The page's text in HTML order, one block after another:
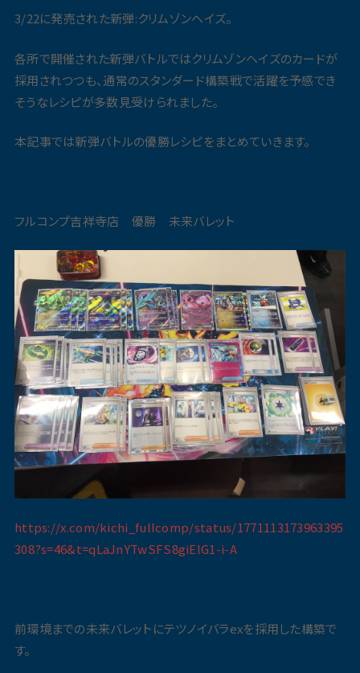
3/22に発売された新弾:クリムゾンヘイズ。
各所で開催された新弾バトルではクリムゾンヘイズのカードが
採用されつつも、通常のスタンダード構築戦で活躍を予感でき
そうなレシピが多数見受けられました。
本記事では新弾バトルの優勝レシピをまとめていきます。
フルコンプ吉祥寺店 優勝 未来バレット
https://x.com/kichi_fullcomp/status/1771113173963395
308?s=46&t=qLaJnYTwSFS8giElG1-i-A
前環境までの未来バレットにテツノイバラexを採用した構築で
す。